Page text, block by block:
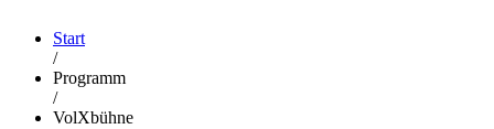
Start
/
Programm
/
VolXbühne